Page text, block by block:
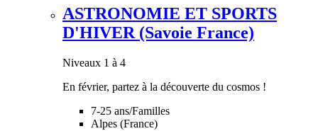
ASTRONOMIE ET SPORTS
D'HIVER (Savoie France)
Niveaux 1 à 4
En février, partez à la découverte du cosmos !
7-25 ans/Familles
Alpes (France)